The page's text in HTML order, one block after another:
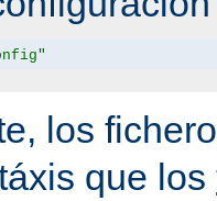
los
que los